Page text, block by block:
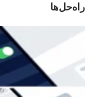
راه‌حل‌ها